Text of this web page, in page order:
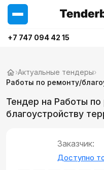
+7 747 094 42 15
›Актуальные тендеры›
Работы по ремонту/
Тендер на Работы
благоустройству
Заказчик:
Доступно